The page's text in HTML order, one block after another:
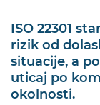
ISO 22301
rizik od
situacije, a
uticaj po
okolnosti.